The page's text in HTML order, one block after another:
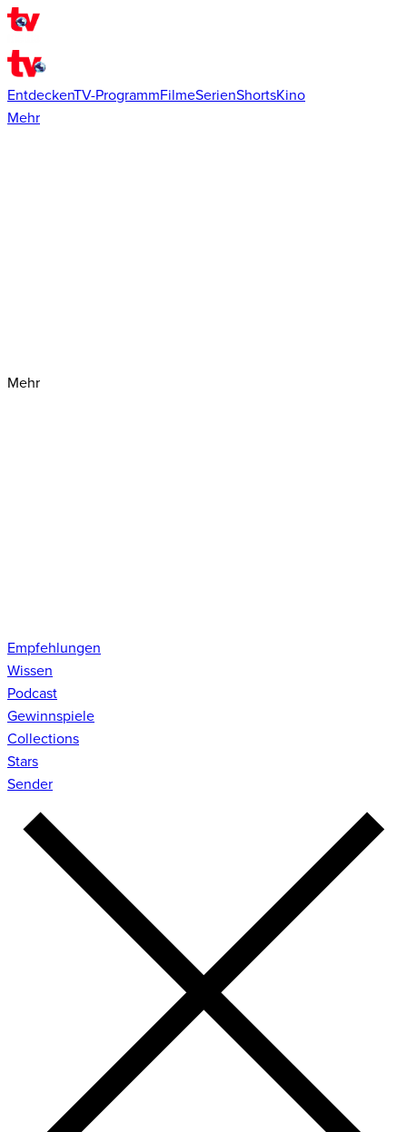
EntdeckenTV-ProgrammFilmeSerienShortsKino
Mehr
Mehr
Empfehlungen
Wissen
Podcast
Gewinnspiele
Collections
Stars
Sender